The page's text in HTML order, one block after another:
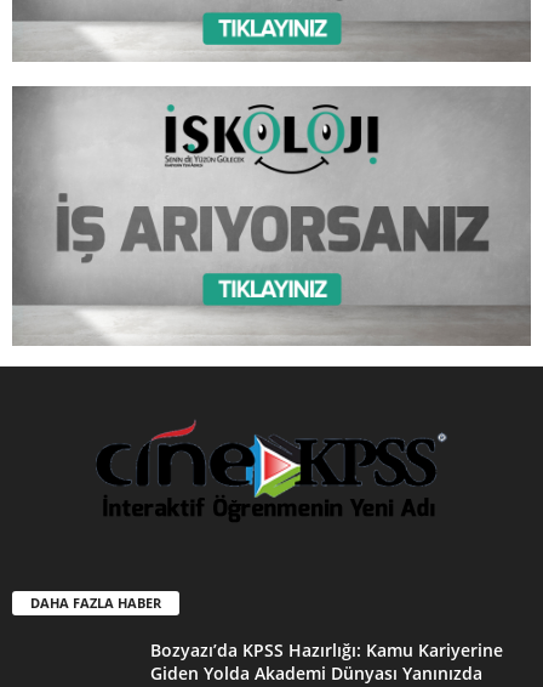
DAHA FAZLA HABER
Bozyazı’da KPSS Hazırlığı: Kamu Kariyerine
Giden Yolda Akademi Dünyası Yanınızda